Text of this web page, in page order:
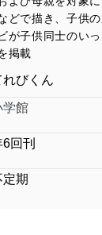
どで描き、子供
が子供同士のい
掲載
れびくん
学館
6回刊
定期